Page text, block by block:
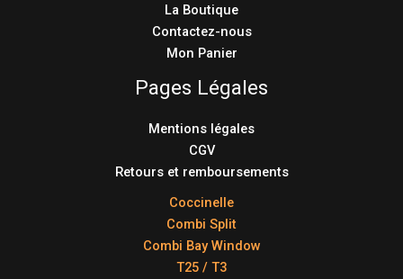
La Boutique
Contactez-nous
Mon Panier
Pages Légales
Mentions légales
CGV
Retours et remboursements
Coccinelle
Combi Split
Combi Bay Window
T25 / T3